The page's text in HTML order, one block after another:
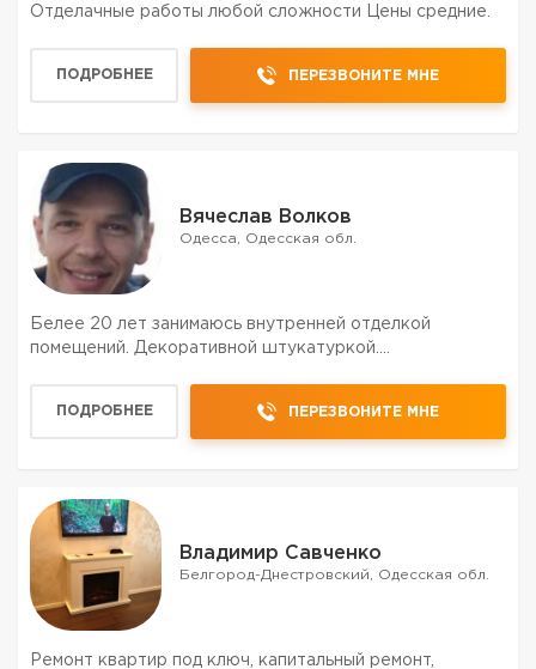
Отделачные работы любой сложности Цены средние.
ПОДРОБНЕЕ ПЕРЕЗВОНИТЕ МНЕ
Вячеслав Волков
Одесса, Одесская обл.
Белее 20 лет занимаюсь внутренней отделкой
помещений. Декоративной штукатуркой....
ПОДРОБНЕЕ ПЕРЕЗВОНИТЕ МНЕ
Владимир Савченко
Белгород-Днестровский, Одесская обл.
Ремонт квартир под ключ, капитальный ремонт,